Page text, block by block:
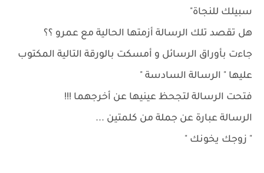
سبيلك للنجاة"
هل تقصد تلك الرسالة أزمتها الحالية مع عمرو ؟؟
جاءت بأوراق الرسائل و أمسكت بالورقة التالية المكتوب
عليها " الرسالة السادسة "
فتحت الرسالة لتجحظ عينيها عن أخرجهما !!!
الرسالة عبارة عن جملة من كلمتين ...
" زوجك يخونك "